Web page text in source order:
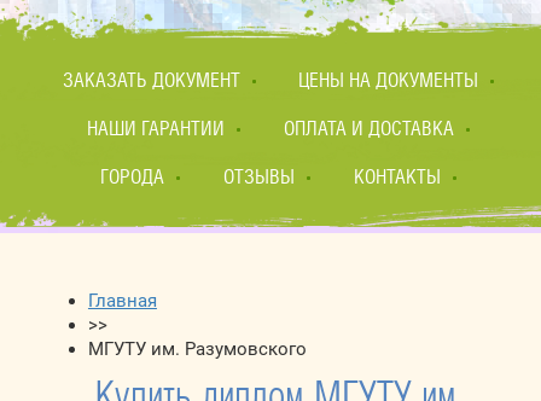
ЗАКАЗАТЬ ДОКУМЕНТ ЦЕНЫ НА ДОКУМЕНТЫ
НАШИ ГАРАНТИИ ОПЛАТА И ДОСТАВКА
ГОРОДА ОТЗЫВЫ КОНТАКТЫ
Главная
>>
МГУТУ им. Разумовского